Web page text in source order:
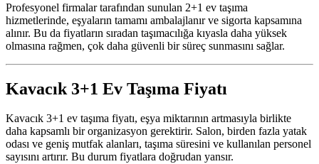
Profesyonel firmalar tarafından sunulan 2+1 ev taşıma
hizmetlerinde, eşyaların tamamı ambalajlanır ve sigorta kapsamına
alınır. Bu da fiyatların sıradan taşımacılığa kıyasla daha yüksek
olmasına rağmen, çok daha güvenli bir süreç sunmasını sağlar.
Kavacık 3+1 Ev Taşıma Fiyatı
Kavacık 3+1 ev taşıma fiyatı, eşya miktarının artmasıyla birlikte
daha kapsamlı bir organizasyon gerektirir. Salon, birden fazla yatak
odası ve geniş mutfak alanları, taşıma süresini ve kullanılan personel
sayısını artırır. Bu durum fiyatlara doğrudan yansır.